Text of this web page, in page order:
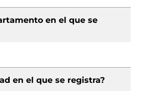
en el que se
en el que se registra?